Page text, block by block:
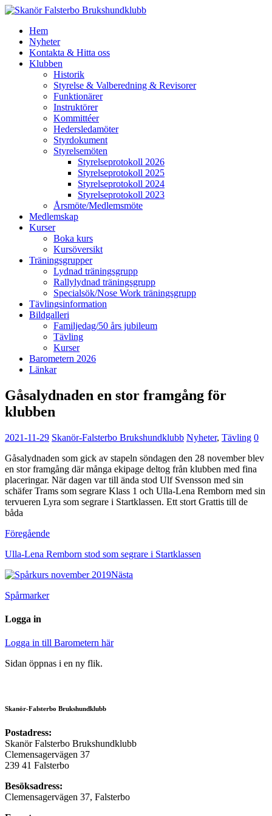
Hem
Nyheter
Kontakta & Hitta oss
Klubben
Historik
Styrelse & Valberedning & Revisorer
Funktionärer
Instruktörer
Kommittéer
Hedersledamöter
Styrdokument
Styrelsemöten
Styrelseprotokoll 2026
Styrelseprotokoll 2025
Styrelseprotokoll 2024
Styrelseprotokoll 2023
Årsmöte/Medlemsmöte
Medlemskap
Kurser
Boka kurs
Kursöversikt
Träningsgrupper
Lydnad träningsgrupp
Rallylydnad träningsgrupp
Specialsök/Nose Work träningsgrupp
Tävlingsinformation
Bildgalleri
Familjedag/50 års jubileum
Tävling
Kurser
Barometern 2026
Länkar
Gåsalydnaden en stor framgång för
klubben
2021-11-29 Skanör-Falsterbo Brukshundklubb Nyheter, Tävling 0
Gåsalydnaden som gick av stapeln söndagen den 28 november blev
en stor framgång där många ekipage deltog från klubben med fina
placeringar. När dagen var till ända stod Ulf Svensson med sin
schäfer Trams som segrare Klass 1 och Ulla-Lena Remborn med sin
tervueren Lyra som segrare i Startklassen. Ett stort Grattis till de
båda
Föregående
Ulla-Lena Remborn stod som segrare i Startklassen
Nästa
Spårmarker
Logga in
Logga in till Barometern här
Sidan öppnas i en ny flik.
Skanör-Falsterbo Brukshundklubb
Postadress:
Skanör Falsterbo Brukshundklubb
Clemensagervägen 37
239 41 Falsterbo
Besöksadress:
Clemensagervägen 37, Falsterbo